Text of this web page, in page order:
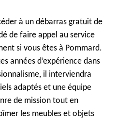
à un débarras gratuit de
de faire appel au service
si vous êtes à Pommard.
années d’expérience dans
il interviendra
adaptés et une équipe
de mission tout en
les meubles et objets